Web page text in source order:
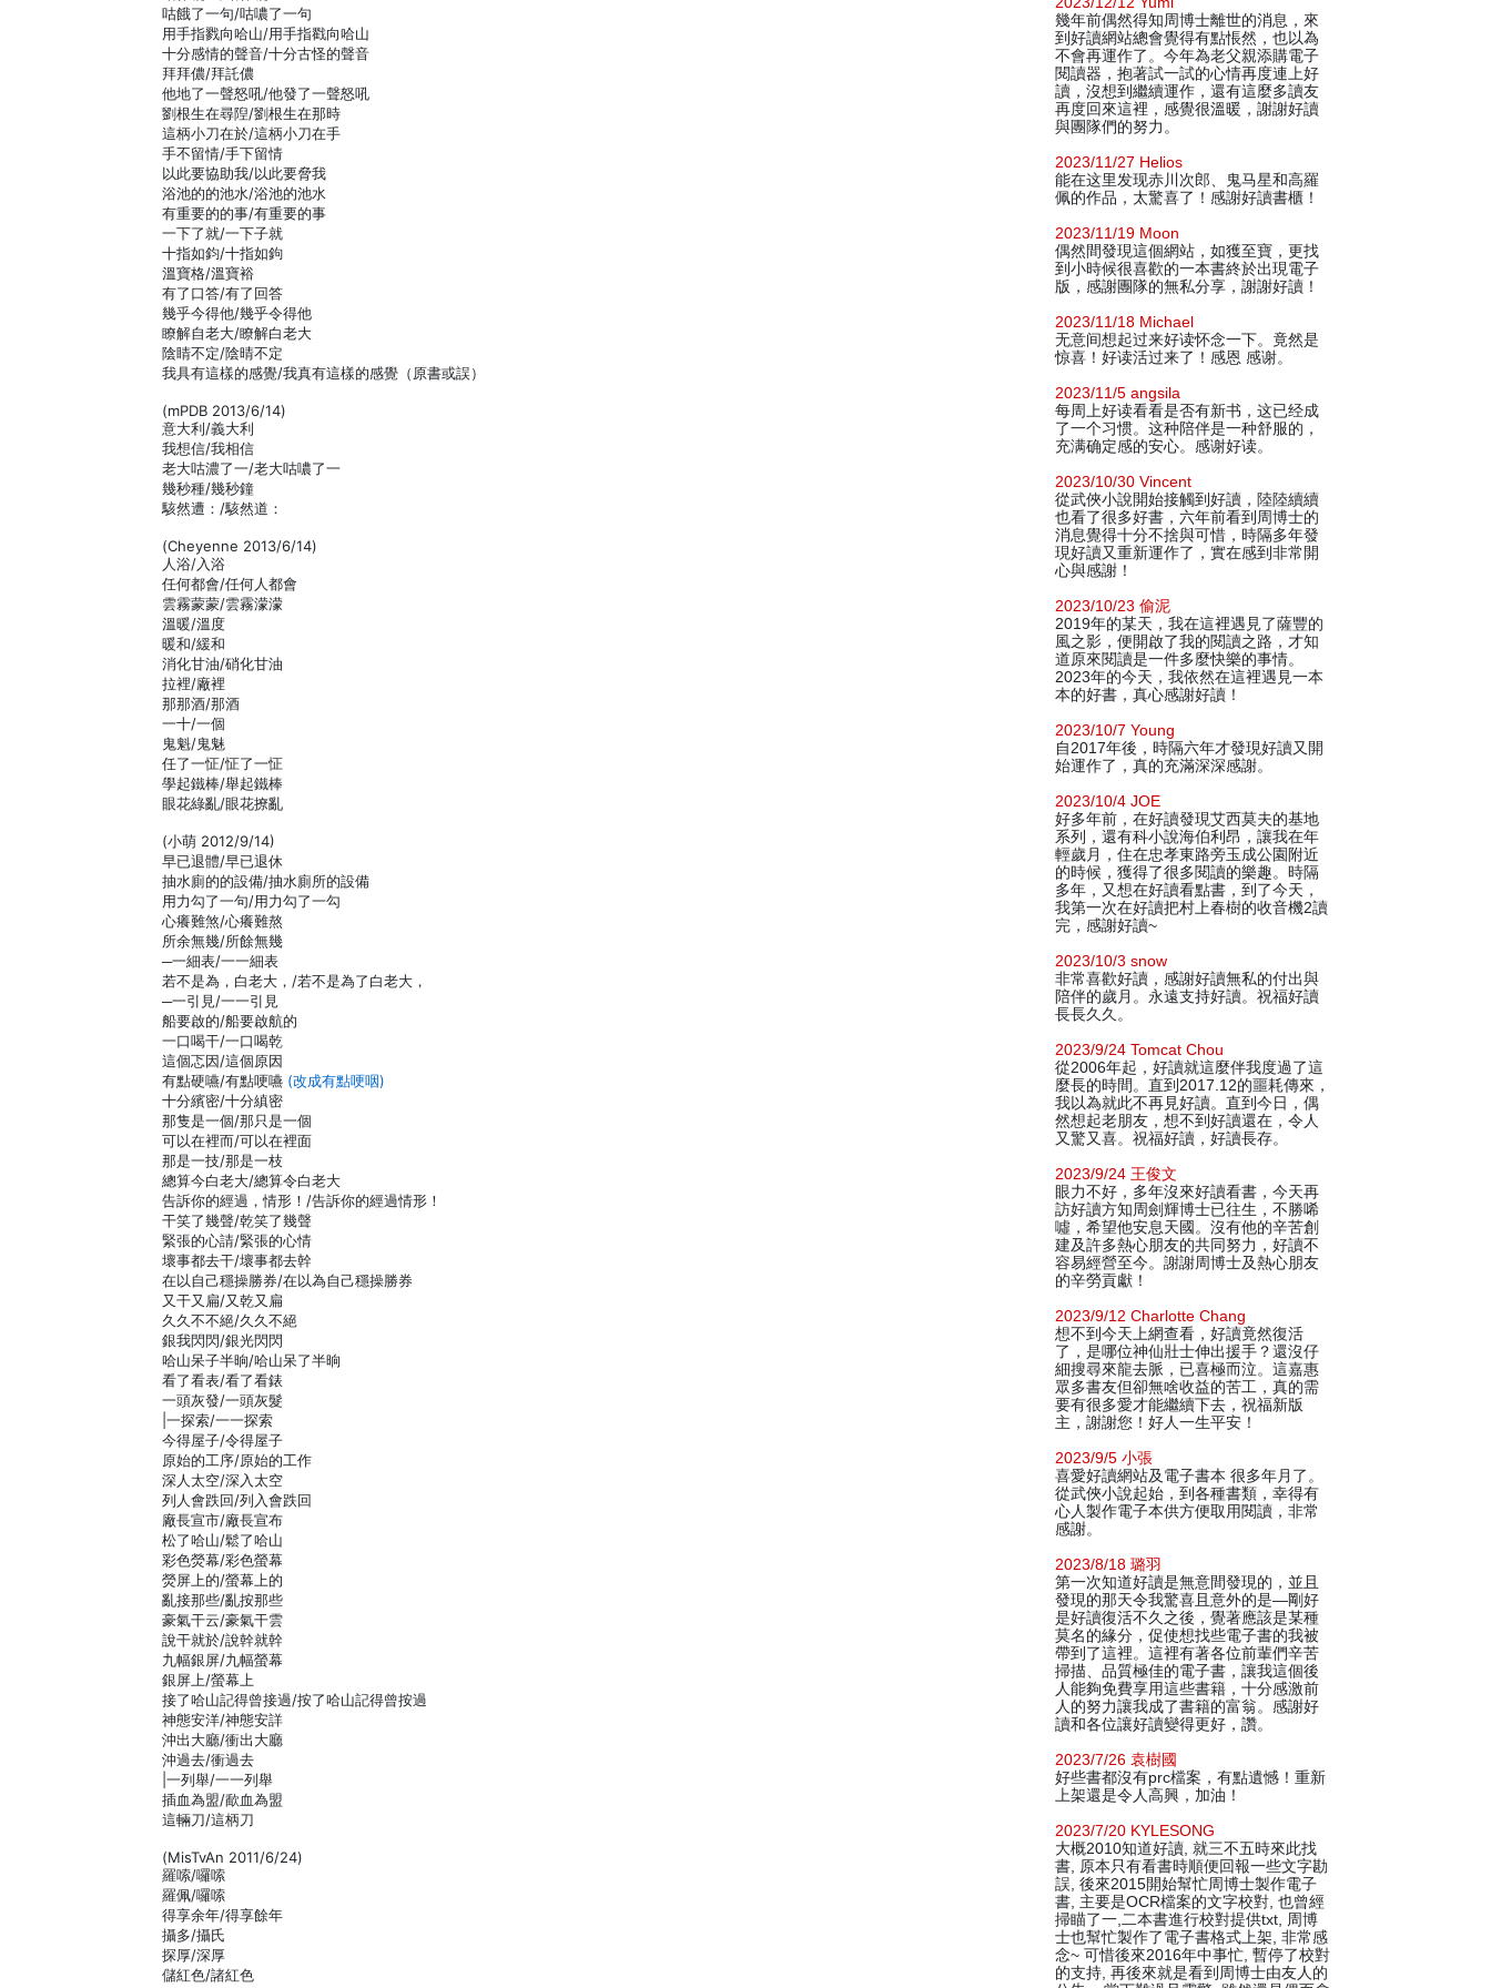
咕餓了一句/咕噥了一句
用手指戮向哈山/用手指戳向哈山
十分感情的聲音/十分古怪的聲音
拜拜儂/拜託儂
他地了一聲怒吼/他發了一聲怒吼
劉根生在尋隉/劉根生在那時
這柄小刀在於/這柄小刀在手
手不留情/手下留情
以此要協助我/以此要脅我
浴池的的池水/浴池的池水
有重要的的事/有重要的事
一下了就/一下子就
十指如鈞/十指如鉤
溫寶格/溫寶裕
有了口答/有了回答
幾乎今得他/幾乎令得他
瞭解自老大/瞭解白老大
陰睛不定/陰晴不定
我具有這樣的感覺/我真有這樣的感覺（原書或誤）
(mPDB 2013/6/14)
意大利/義大利
我想信/我相信
老大咕濃了一/老大咕噥了一
幾秒種/幾秒鐘
駭然遭：/駭然道：
(Cheyenne 2013/6/14)
人浴/入浴
任何都會/任何人都會
雲霧蒙蒙/雲霧濛濛
溫暖/溫度
暖和/緩和
消化甘油/硝化甘油
拉裡/廠裡
那那酒/那酒
一十/一個
鬼魁/鬼魅
任了一怔/怔了一怔
學起鐵棒/舉起鐵棒
眼花綠亂/眼花撩亂
(小萌 2012/9/14)
早已退體/早已退休
抽水廁的的設備/抽水廁所的設備
用力勾了一句/用力勾了一勾
心癢難煞/心癢難熬
所余無幾/所餘無幾
─一細表/一一細表
若不是為，白老大，/若不是為了白老大，
─一引見/一一引見
船要啟的/船要啟航的
一口喝干/一口喝乾
這個忑因/這個原因
有點硬嚥/有點哽嚥 (改成有點哽咽)
十分繽密/十分縝密
那隻是一個/那只是一個
可以在裡而/可以在裡面
那是一技/那是一枝
總算今白老大/總算令白老大
告訴你的經過，情形！/告訴你的經過情形！
干笑了幾聲/乾笑了幾聲
緊張的心請/緊張的心情
壞事都去干/壞事都去幹
在以自己穩操勝券/在以為自己穩操勝券
又干又扁/又乾又扁
久久不不絕/久久不絕
銀我閃閃/銀光閃閃
哈山呆子半晌/哈山呆了半晌
看了看表/看了看錶
一頭灰發/一頭灰髮
|一探索/一一探索
今得屋子/令得屋子
原始的工序/原始的工作
深人太空/深入太空
列人會跌回/列入會跌回
廠長宣市/廠長宣布
松了哈山/鬆了哈山
彩色熒幕/彩色螢幕
熒屏上的/螢幕上的
亂接那些/亂按那些
豪氣干云/豪氣干雲
說干就於/說幹就幹
九幅銀屏/九幅螢幕
銀屏上/螢幕上
接了哈山記得曾接過/按了哈山記得曾按過
神態安洋/神態安詳
沖出大廳/衝出大廳
沖過去/衝過去
|一列舉/一一列舉
插血為盟/歃血為盟
這輛刀/這柄刀
(MisTvAn 2011/6/24)
羅嗦/囉嗦
羅佩/囉嗦
得享余年/得享餘年
攝多/攝氏
探厚/深厚
儲紅色/諸紅色
幾年前偶然得知周博士離世的消息，來
到好讀網站總會覺得有點悵然，也以為
不會再運作了。今年為老父親添購電子
閱讀器，抱著試一試的心情再度連上好
讀，沒想到繼續運作，還有這麼多讀友
再度回來這裡，感覺很溫暖，謝謝好讀
與團隊們的努力。
2023/11/27 Helios
能在这里发现赤川次郎、鬼马星和高羅
佩的作品，太驚喜了！感謝好讀書櫃！
2023/11/19 Moon
偶然間發現這個網站，如獲至寶，更找
到小時候很喜歡的一本書終於出現電子
版，感謝團隊的無私分享，謝謝好讀！
2023/11/18 Michael
无意间想起过来好读怀念一下。竟然是
惊喜！好读活过来了！感恩 感谢。
2023/11/5 angsila
每周上好读看看是否有新书，这已经成
了一个习惯。这种陪伴是一种舒服的，
充满确定感的安心。感谢好读。
2023/10/30 Vincent
從武俠小說開始接觸到好讀，陸陸續續
也看了很多好書，六年前看到周博士的
消息覺得十分不捨與可惜，時隔多年發
現好讀又重新運作了，實在感到非常開
心與感謝！
2023/10/23 偷泥
2019年的某天，我在這裡遇見了薩豐的
風之影，便開啟了我的閱讀之路，才知
道原來閱讀是一件多麼快樂的事情。
2023年的今天，我依然在這裡遇見一本
本的好書，真心感謝好讀！
2023/10/7 Young
自2017年後，時隔六年才發現好讀又開
始運作了，真的充滿深深感謝。
2023/10/4 JOE
好多年前，在好讀發現艾西莫夫的基地
系列，還有科小說海伯利昂，讓我在年
輕歲月，住在忠孝東路旁玉成公園附近
的時候，獲得了很多閱讀的樂趣。時隔
多年，又想在好讀看點書，到了今天，
我第一次在好讀把村上春樹的收音機2讀
完，感謝好讀~
2023/10/3 snow
非常喜歡好讀，感謝好讀無私的付出與
陪伴的歲月。永遠支持好讀。祝福好讀
長長久久。
2023/9/24 Tomcat Chou
從2006年起，好讀就這麼伴我度過了這
麼長的時間。直到2017.12的噩耗傳來，
我以為就此不再見好讀。直到今日，偶
然想起老朋友，想不到好讀還在，令人
又驚又喜。祝福好讀，好讀長存。
2023/9/24 王俊文
眼力不好，多年沒來好讀看書，今天再
訪好讀方知周劍輝博士已往生，不勝唏
噓，希望他安息天國。沒有他的辛苦創
建及許多熱心朋友的共同努力，好讀不
容易經營至今。謝謝周博士及熱心朋友
的辛勞貢獻！
2023/9/12 Charlotte Chang
想不到今天上網查看，好讀竟然復活
了，是哪位神仙壯士伸出援手？還沒仔
細搜尋來龍去脈，已喜極而泣。這嘉惠
眾多書友但卻無啥收益的苦工，真的需
要有很多愛才能繼續下去，祝福新版
主，謝謝您！好人一生平安！
2023/9/5 小張
喜愛好讀網站及電子書本 很多年月了。
從武俠小說起始，到各種書類，幸得有
心人製作電子本供方便取用閱讀，非常
感謝。
2023/8/18 璐羽
第一次知道好讀是無意間發現的，並且
發現的那天令我驚喜且意外的是—剛好
是好讀復活不久之後，覺著應該是某種
莫名的緣分，促使想找些電子書的我被
帶到了這裡。這裡有著各位前輩們辛苦
掃描、品質極佳的電子書，讓我這個後
人能夠免費享用這些書籍，十分感激前
人的努力讓我成了書籍的富翁。感謝好
讀和各位讓好讀變得更好，讚。
2023/7/26 袁樹國
好些書都沒有prc檔案，有點遺憾！重新
上架還是令人高興，加油！
2023/7/20 KYLESONG
大概2010知道好讀, 就三不五時來此找
書, 原本只有看書時順便回報一些文字勘
誤, 後來2015開始幫忙周博士製作電子
書, 主要是OCR檔案的文字校對, 也曾經
掃瞄了一,二本書進行校對提供txt, 周博
士也幫忙製作了電子書格式上架, 非常感
念~ 可惜後來2016年中事忙, 暫停了校對
的支持, 再後來就是看到周博士由友人的